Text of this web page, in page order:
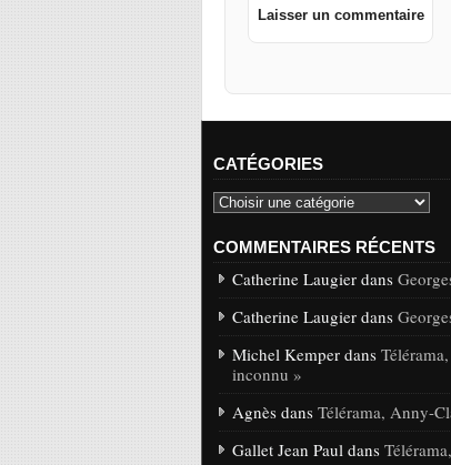
CATÉGORIES
COMMENTAIRES RÉCENTS
Catherine Laugier dans
Catherine Laugier dans
Michel Kemper dans
inconnu »
Agnès dans Télérama, Anny-
Gallet Jean Paul dans